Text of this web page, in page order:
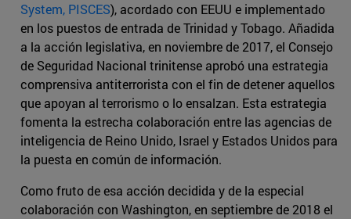
System, PISCES), acordado con EEUU e implementado
en los puestos de entrada de Trinidad y Tobago. Añadida
a la acción legislativa, en noviembre de 2017, el Consejo
de Seguridad Nacional trinitense aprobó una estrategia
comprensiva antiterrorista con el fin de detener aquellos
que apoyan al terrorismo o lo ensalzan. Esta estrategia
fomenta la estrecha colaboración entre las agencias de
inteligencia de Reino Unido, Israel y Estados Unidos para
la puesta en común de información.
Como fruto de esa acción decidida y de la especial
colaboración con Washington, en septiembre de 2018 el